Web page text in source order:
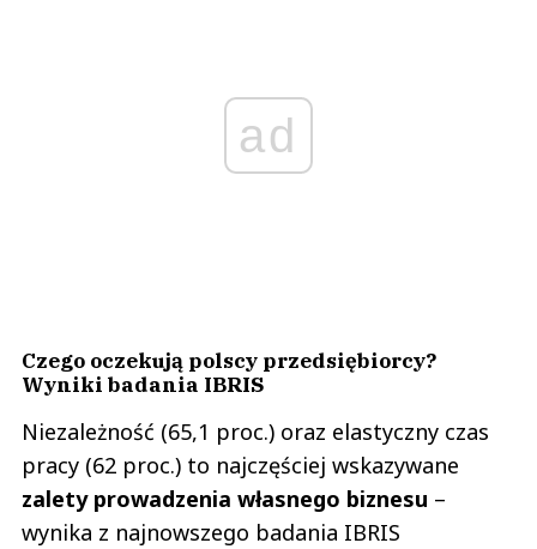
ad
Czego oczekują polscy przedsiębiorcy?
Wyniki badania IBRIS
Niezależność (65,1 proc.) oraz elastyczny czas
pracy (62 proc.) to najczęściej wskazywane
zalety prowadzenia własnego biznesu –
wynika z najnowszego badania IBRIS